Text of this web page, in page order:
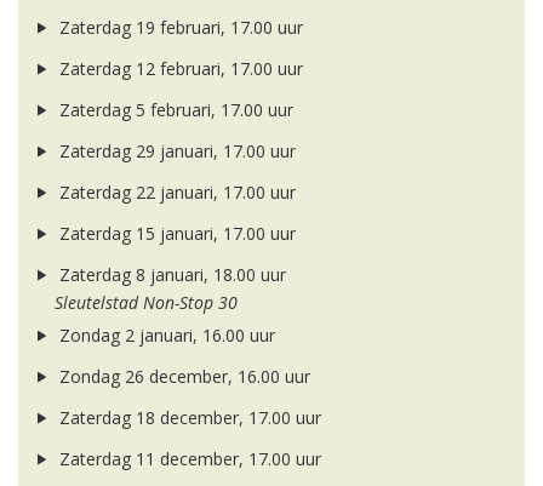
Zaterdag 19 februari, 17.00 uur
Zaterdag 12 februari, 17.00 uur
Zaterdag 5 februari, 17.00 uur
Zaterdag 29 januari, 17.00 uur
Zaterdag 22 januari, 17.00 uur
Zaterdag 15 januari, 17.00 uur
Zaterdag 8 januari, 18.00 uur
Sleutelstad Non-Stop 30
Zondag 2 januari, 16.00 uur
Zondag 26 december, 16.00 uur
Zaterdag 18 december, 17.00 uur
Zaterdag 11 december, 17.00 uur